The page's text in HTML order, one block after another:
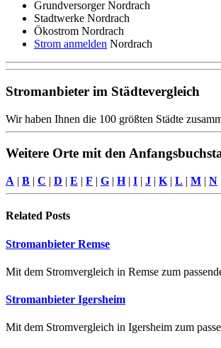
Grundversorger Nordrach
Stadtwerke Nordrach
Ökostrom Nordrach
Strom anmelden Nordrach
Stromanbieter im Städtevergleich
Wir haben Ihnen die 100 größten Städte
Weitere Orte mit den
A | B | C | D | E | F | G | H| I | J | K | L | M | N
Related Posts
Stromanbieter Remse
Mit dem Stromvergleich in Remse zum
Stromanbieter Igersheim
Mit dem Stromvergleich in Igersheim zum